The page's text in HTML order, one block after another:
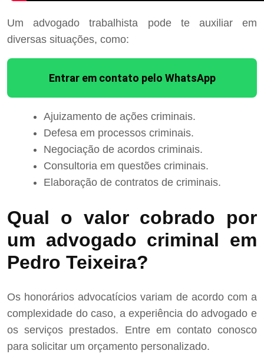
Um advogado trabalhista pode te auxiliar em
diversas situações, como:
Entrar em contato pelo WhatsApp
Ajuizamento de ações criminais.
Defesa em processos criminais.
Negociação de acordos criminais.
Consultoria em questões criminais.
Elaboração de contratos de criminais.
Qual o valor cobrado por
um advogado criminal em
Pedro Teixeira?
Os honorários advocatícios variam de acordo com a
complexidade do caso, a experiência do advogado e
os serviços prestados. Entre em contato conosco
para solicitar um orçamento personalizado.